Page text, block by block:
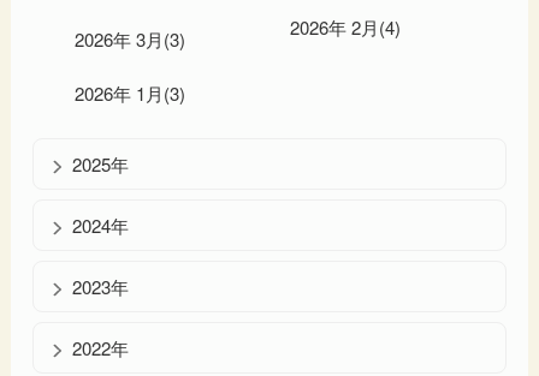
2026年 3月(3) 2026年 2月(4)
2026年 1月(3)
2025年
2024年
2023年
2022年